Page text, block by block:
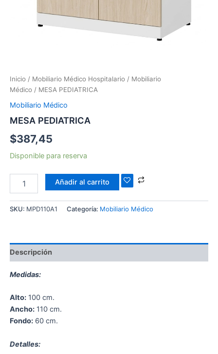
Inicio / Mobiliario Médico Hospitalario / Mobiliario
Médico / MESA PEDIATRICA
Mobiliario Médico
MESA PEDIATRICA
$387,45
Disponible para reserva
Añadir al carrito
SKU: MPD110A1 Categoría: Mobiliario Médico
Descripción
Medidas:
Alto: 100 cm.
Ancho: 110 cm.
Fondo: 60 cm.
Detalles: